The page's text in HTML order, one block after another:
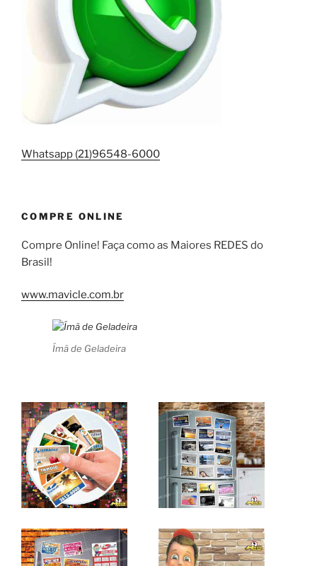
Whatsapp (21)96548-6000
COMPRE ONLINE
Compre Online! Faça como as Maiores REDES do
Brasil!
www.mavicle.com.br
Ímã de Geladeira